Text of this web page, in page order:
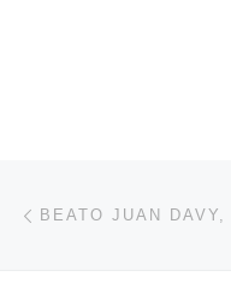
Navegación
BEATO JUAN